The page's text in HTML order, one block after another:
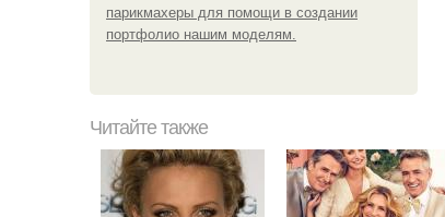
парикмахеры для помощи в создании
портфолио нашим моделям.
Читайте также